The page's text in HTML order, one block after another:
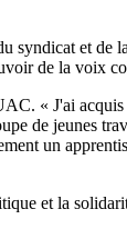
syndicat et de
de la voix
« J'ai acquis
de jeunes
un
et la